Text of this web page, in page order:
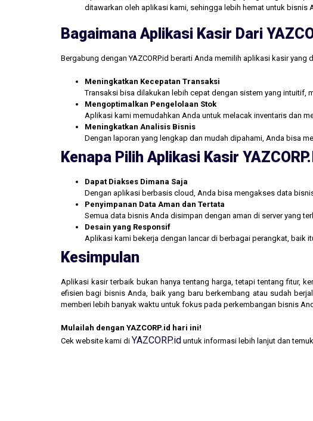
ditawarkan oleh aplikasi kami, sehingga lebih hemat untuk bisnis
Bagaimana Aplikasi Kasir Dari
Bergabung dengan YAZCORP.id berarti Anda memilih aplikasi kasir
Meningkatkan Kecepatan Transaksi
Transaksi bisa dilakukan lebih cepat dengan sistem yang intuitif,
Mengoptimalkan Pengelolaan Stok
Aplikasi kami memudahkan Anda untuk melacak inventaris dan
Meningkatkan Analisis Bisnis
Dengan laporan yang lengkap dan mudah dipahami, Anda bisa
Kenapa Pilih Aplikasi Kasir
Dapat Diakses Dimana Saja
Dengan aplikasi berbasis cloud, Anda bisa mengakses data
Penyimpanan Data Aman dan Tertata
Semua data bisnis Anda disimpan dengan aman di server yang
Desain yang Responsif
Aplikasi kami bekerja dengan lancar di berbagai perangkat, baik
Kesimpulan
Aplikasi kasir terbaik bukan hanya tentang harga, tetapi tentang fitur,
efisien bagi bisnis Anda, baik yang baru berkembang atau sudah
memberi lebih banyak waktu untuk fokus pada perkembangan bisnis
Mulailah dengan YAZCORP.id hari ini!
Cek website kami di YAZCORP.id untuk informasi lebih lanjut dan